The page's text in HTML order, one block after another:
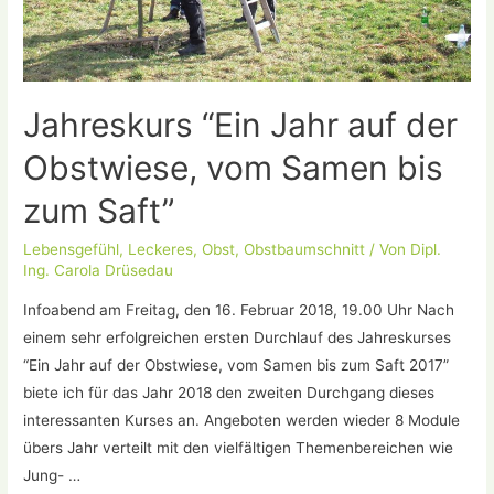
Jahreskurs “Ein Jahr auf der
Obstwiese, vom Samen bis
zum Saft”
Lebensgefühl, Leckeres, Obst, Obstbaumschnitt / Von Dipl.
Ing. Carola Drüsedau
Infoabend am Freitag, den 16. Februar 2018, 19.00 Uhr Nach
einem sehr erfolgreichen ersten Durchlauf des Jahreskurses
“Ein Jahr auf der Obstwiese, vom Samen bis zum Saft 2017”
biete ich für das Jahr 2018 den zweiten Durchgang dieses
interessanten Kurses an. Angeboten werden wieder 8 Module
übers Jahr verteilt mit den vielfältigen Themenbereichen wie
Jung- …